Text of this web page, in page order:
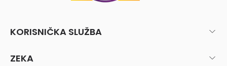
KORISNIČKA SLUŽBA
ZEKA